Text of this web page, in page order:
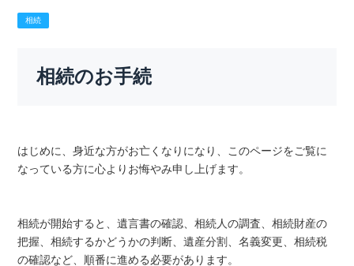
相続
相続のお手続
はじめに、身近な方がお亡くなりになり、このページをご覧に
なっている方に心よりお悔やみ申し上げます。
相続が開始すると、遺言書の確認、相続人の調査、相続財産の
把握、相続するかどうかの判断、遺産分割、名義変更、相続税
の確認など、順番に進める必要があります。